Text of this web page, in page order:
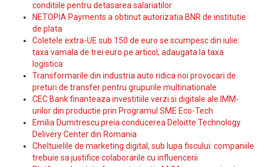
conditiile pentru detasarea salariatilor
NETOPIA Payments a obtinut autorizatia BNR de institutie
de plata
Coletele extra-UE sub 150 de euro se scumpesc din iulie:
taxa vamala de trei euro pe articol, adaugata la taxa
logistica
Transformarile din industria auto ridica noi provocari de
preturi de transfer pentru grupurile multinationale
CEC Bank finanteaza investitiile verzi si digitale ale IMM-
urilor din productie prin Programul SME Eco-Tech
Emilia Dumitrescu preia conducerea Deloitte Technology
Delivery Center din Romania
Cheltuielile de marketing digital, sub lupa fiscului: companiile
trebuie sa justifice colaborarile cu influencerii